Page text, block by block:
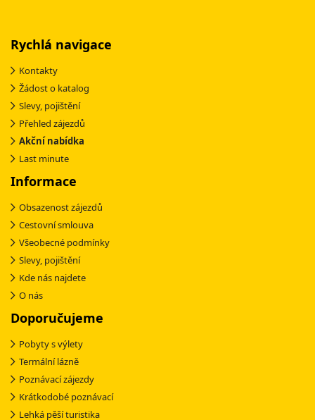
Rychlá navigace
Kontakty
Žádost o katalog
Slevy, pojištění
Přehled zájezdů
Akční nabídka
Last minute
Informace
Obsazenost zájezdů
Cestovní smlouva
Všeobecné podmínky
Slevy, pojištění
Kde nás najdete
O nás
Doporučujeme
Pobyty s výlety
Termální lázně
Poznávací zájezdy
Krátkodobé poznávací
Lehká pěší turistika